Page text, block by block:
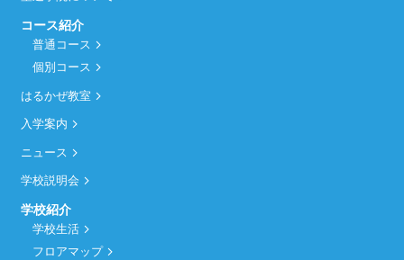
コース紹介
普通コース
個別コース
はるかぜ教室
入学案内
ニュース
学校説明会
学校紹介
学校生活
フロアマップ